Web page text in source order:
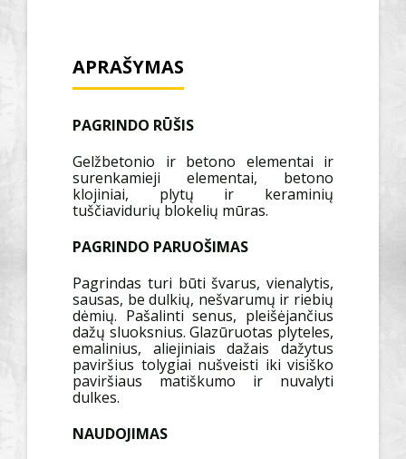
APRAŠYMAS
PAGRINDO RŪŠIS
Gelžbetonio ir betono elementai ir
surenkamieji elementai, betono
klojiniai, plytų ir keraminių
tuščiavidurių blokelių mūras.
PAGRINDO PARUOŠIMAS
Pagrindas turi būti švarus, vienalytis,
sausas, be dulkių, nešvarumų ir riebių
dėmių. Pašalinti senus, pleišėjančius
dažų sluoksnius. Glazūruotas plyteles,
emalinius, aliejiniais dažais dažytus
paviršius tolygiai nušveisti iki visiško
paviršiaus matiškumo ir nuvalyti
dulkes.
NAUDOJIMAS